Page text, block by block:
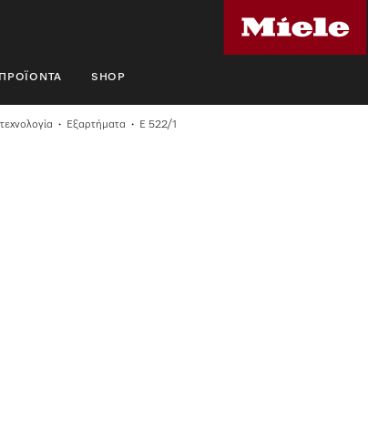
ΠΡΟΪΌΝΤΑ SHOP
Εξαρτήματα E 522/1